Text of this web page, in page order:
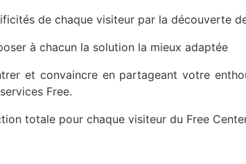
de chaque visiteur par la découverte
à chacun la solution la mieux adaptée
et convaincre en partageant votre
Free.
totale pour chaque visiteur du Free